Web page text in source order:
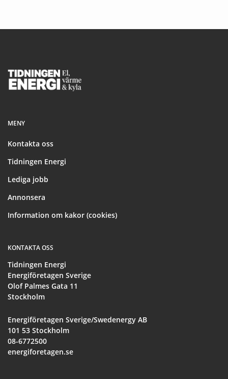
Footer
MENY
Kontakta oss
Tidningen Energi
Lediga jobb
Annonsera
Information om kakor (cookies)
KONTAKTA OSS
Tidningen Energi
Energiföretagen Sverige
Olof Palmes Gata 11
Stockholm
Energiföretagen Sverige/Swedenergy AB
101 53 Stockholm
08-6772500
energiforetagen.se